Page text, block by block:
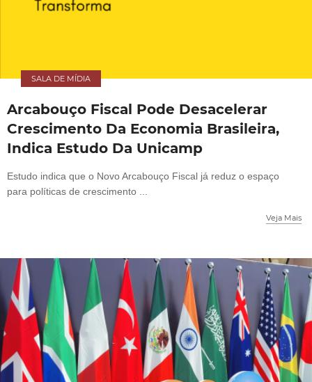
SALA DE MÍDIA
Arcabouço Fiscal Pode Desacelerar
Crescimento Da Economia Brasileira,
Indica Estudo Da Unicamp
Estudo indica que o Novo Arcabouço Fiscal já reduz o espaço
para políticas de crescimento ...
Veja Mais